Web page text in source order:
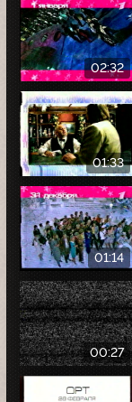
02:32
01:33
01:14
00:27